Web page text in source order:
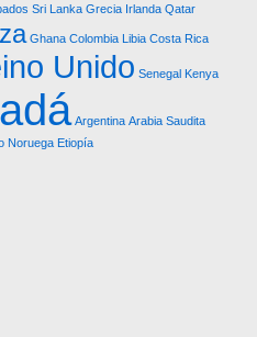
Sri Lanka Grecia Irlanda Qatar
Ghana Colombia Libia Costa Rica
Unido Senegal Kenya
Argentina Arabia Saudita
Noruega Etiopía